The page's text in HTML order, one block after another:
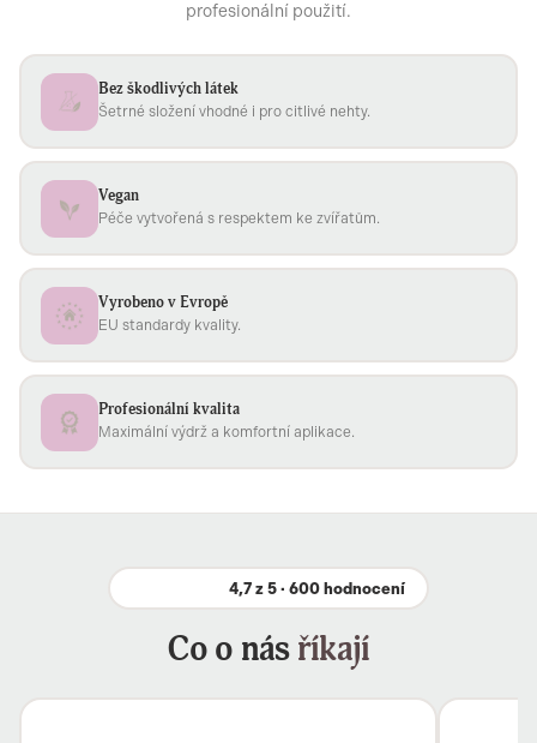
profesionální použití.
Bez škodlivých látek
Šetrné složení vhodné i pro citlivé nehty.
Vegan
Péče vytvořená s respektem ke zvířatům.
Vyrobeno v Evropě
EU standardy kvality.
Profesionální kvalita
Maximální výdrž a komfortní aplikace.
4,7 z 5 · 600 hodnocení
Co o násříkají